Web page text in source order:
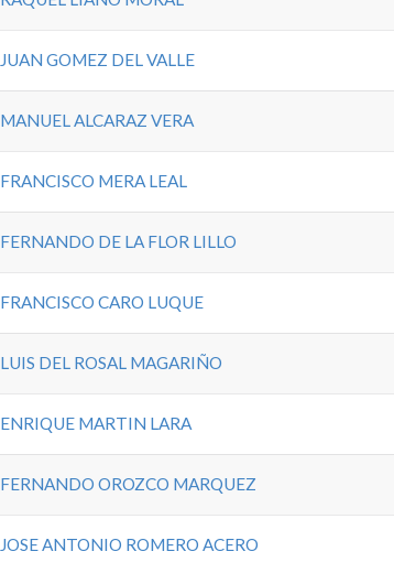
JUAN GOMEZ DEL VALLE
MANUEL ALCARAZ VERA
FRANCISCO MERA LEAL
FERNANDO DE LA FLOR LILLO
FRANCISCO CARO LUQUE
LUIS DEL ROSAL MAGARIÑO
ENRIQUE MARTIN LARA
FERNANDO OROZCO MARQUEZ
JOSE ANTONIO ROMERO ACERO